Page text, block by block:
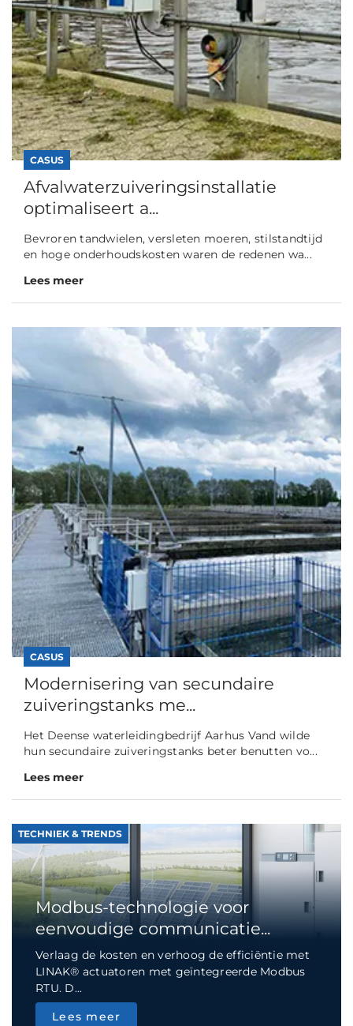
CASUS
Afvalwaterzuiveringsinstallatie
optimaliseert a...
Bevroren tandwielen, versleten moeren, stilstandtijd
en hoge onderhoudskosten waren de redenen wa...
Lees meer
CASUS
Modernisering van secundaire
zuiveringstanks me...
Het Deense waterleidingbedrijf Aarhus Vand wilde
hun secundaire zuiveringstanks beter benutten vo...
Lees meer
TECHNIEK & TRENDS
Modbus-technologie voor
eenvoudige communicatie...
Verlaag de kosten en verhoog de efficiëntie met
LINAK® actuatoren met geïntegreerde Modbus
RTU. D...
Lees meer